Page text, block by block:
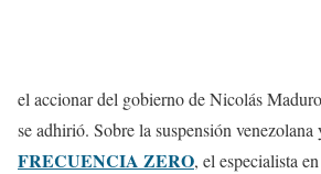
el accionar del gobierno de Nicolás
se adhirió. Sobre la suspensión
FRECUENCIA ZERO, el especialista